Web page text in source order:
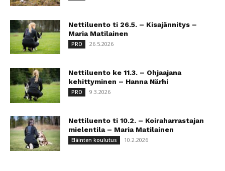
Nettiluento ti 26.5. – Kisajännitys –
Maria Matilainen
PRO 26.5.2026
Nettiluento ke 11.3. – Ohjaajana
kehittyminen – Hanna Närhi
PRO 9.3.2026
Nettiluento ti 10.2. – Koiraharrastajan
mielentila – Maria Matilainen
Eläinten koulutus 10.2.2026